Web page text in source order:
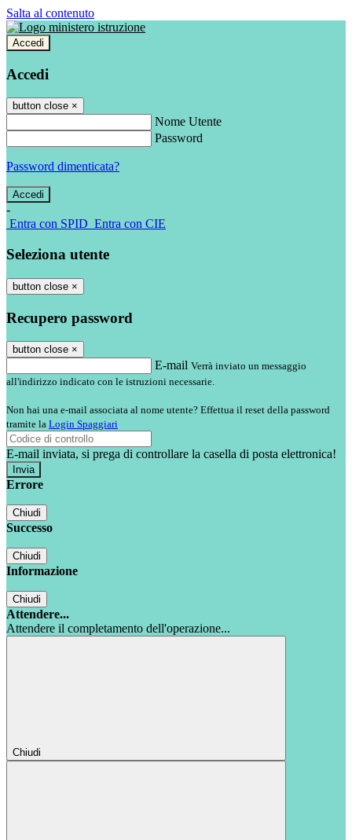
Salta al contenuto
Accedi
Accedi
button close ×
Nome Utente
Password
Password dimenticata?
-
Entra con SPID Entra con CIE
Seleziona utente
button close ×
Recupero password
button close ×
E-mail Verrà inviato un messaggio
all'indirizzo indicato con le istruzioni necessarie.
Non hai una e-mail associata al nome utente? Effettua il reset della password
tramite la Login Spaggiari
E-mail inviata, si prega di controllare la casella di posta elettronica!
Errore
Chiudi
Successo
Chiudi
Informazione
Chiudi
Attendere...
Attendere il completamento dell'operazione...
Chiudi